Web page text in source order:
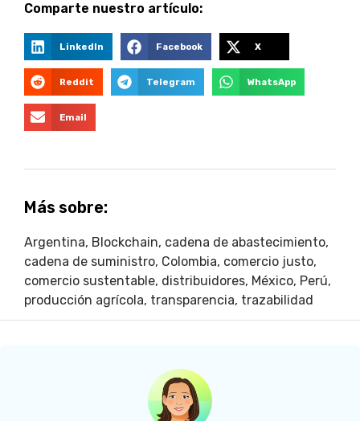
Comparte nuestro artículo:
LinkedIn Facebook X
Reddit Telegram WhatsApp
Email
Más sobre:
Argentina, Blockchain, cadena de abastecimiento,
cadena de suministro, Colombia, comercio justo,
comercio sustentable, distribuidores, México, Perú,
producción agrícola, transparencia, trazabilidad